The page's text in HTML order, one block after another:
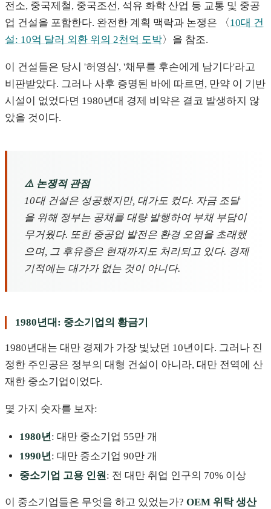
전소, 중국제철, 중국조선, 석유 화학 산업 등 교통 및 중공
업 건설을 포함한다. 완전한 계획 맥락과 논쟁은 〈10대 건
설: 10억 달러 외환 위의 2천억 도박〉을 참조.
이 건설들은 당시 '허영심', '채무를 후손에게 남기다'라고
비판받았다. 그러나 사후 증명된 바에 따르면, 만약 이 기반
시설이 없었다면 1980년대 경제 비약은 결코 발생하지 않
았을 것이다.
⚠️ 논쟁적 관점
10대 건설은 성공했지만, 대가도 컸다. 자금 조달
을 위해 정부는 공채를 대량 발행하여 부채 부담이
무거웠다. 또한 중공업 발전은 환경 오염을 초래했
으며, 그 후유증은 현재까지도 처리되고 있다. 경제
기적에는 대가가 없는 것이 아니다.
1980년대: 중소기업의 황금기
1980년대는 대만 경제가 가장 빛났던 10년이다. 그러나 진
정한 주인공은 정부의 대형 건설이 아니라, 대만 전역에 산
재한 중소기업이었다.
몇 가지 숫자를 보자:
1980년: 대만 중소기업 55만 개
1990년 : 대만 중소기업 90만 개
중소기업 고용 인원 : 전 대만 취업 인구의 70% 이상
이 중소기업들은 무엇을 하고 있었는가? OEM 위탁 생산